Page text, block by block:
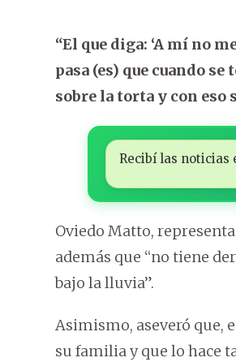
“El que diga: ‘A mí no
pasa (es) que cuando
sobre la torta y con eso
Recibí las noticias
Oviedo Matto,
además que “no tiene
bajo la lluvia”.
Asimismo, aseveró que,
su familia y que lo hace